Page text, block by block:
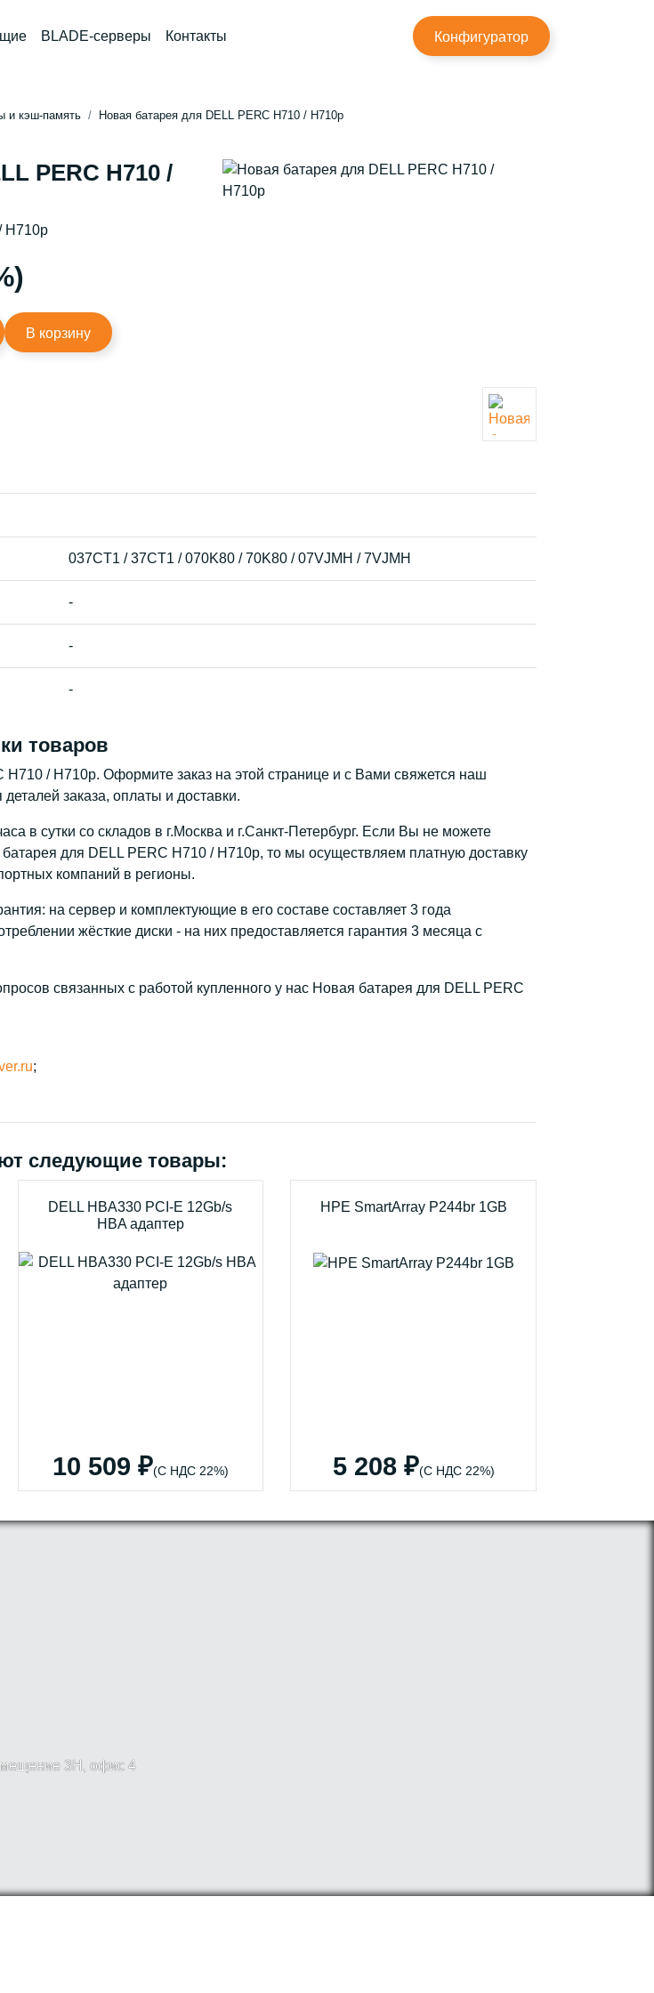
BLADE-серверы Контакты Конфигуратор
и кэш-память Новая батарея для DELL PERC H710 / H710p
PERC H710 /
H710p
В корзину
037CT1 / 37CT1 / 070K80 / 70K80 / 07VJMH / 7VJMH
-
-
-
товаров
H710 / H710p. Оформите заказ на этой странице и с Вами свяжется наш
заказа, оплаты и доставки.
в сутки со складов в г.Москва и г.Санкт-Петербург. Если Вы не можете
для DELL PERC H710 / H710p, то мы осуществляем платную доставку
компаний в регионы.
на сервер и комплектующие в его составе составляет 3 года
жёсткие диски - на них предоставляется гарантия 3 месяца с
связанных с работой купленного у нас Новая батарея для DELL PERC
;
следующие товары:
DELL HBA330 PCI-E 12Gb/s
HBA адаптер
10 509 ₽(С НДС 22%)
HPE SmartArray P244br 1GB
5 208 ₽(С НДС 22%)
3Н, офис 4